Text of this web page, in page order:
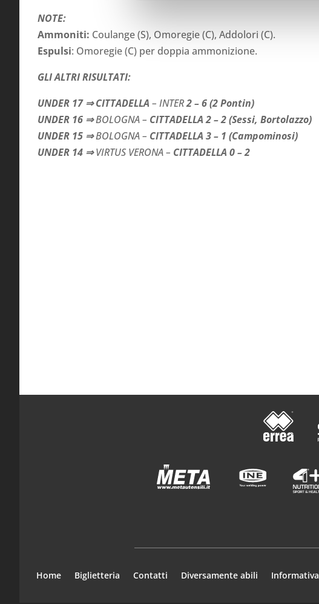
NOTE:
Ammoniti: Coulange (S), Omoregie (C), Addolori (C).
Espulsi: Omoregie (C) per doppia ammonizione.
GLI ALTRI RISULTATI:
UNDER 17 ⇒CITTADELLA – INTER2 – 6 (2 Pontin)
UNDER 16 ⇒BOLOGNA – CITTADELLA 2 – 2 (Sessi, Bortolazzo)
UNDER 15 ⇒BOLOGNA – CITTADELLA 3 – 1 (Campominosi)
UNDER 14 ⇒VIRTUS VERONA – CITTADELLA 0 – 2
Home Biglietteria Contatti Diversamente abili Informativa